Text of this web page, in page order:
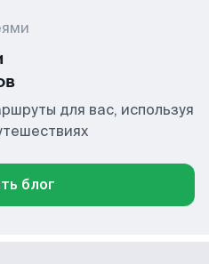
для вас, используя
блог